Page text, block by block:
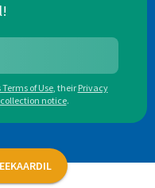
of Use, their Privacy
notice.